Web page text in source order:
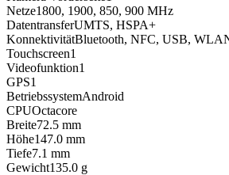
Netze1800, 1900, 850, 900 MHz
DatentransferUMTS, HSPA+
KonnektivitätBluetooth, NFC, USB,
Touchscreen1
Videofunktion1
GPS1
BetriebssystemAndroid
CPUOctacore
Breite72.5 mm
Höhe147.0 mm
Tiefe7.1 mm
Gewicht135.0 g